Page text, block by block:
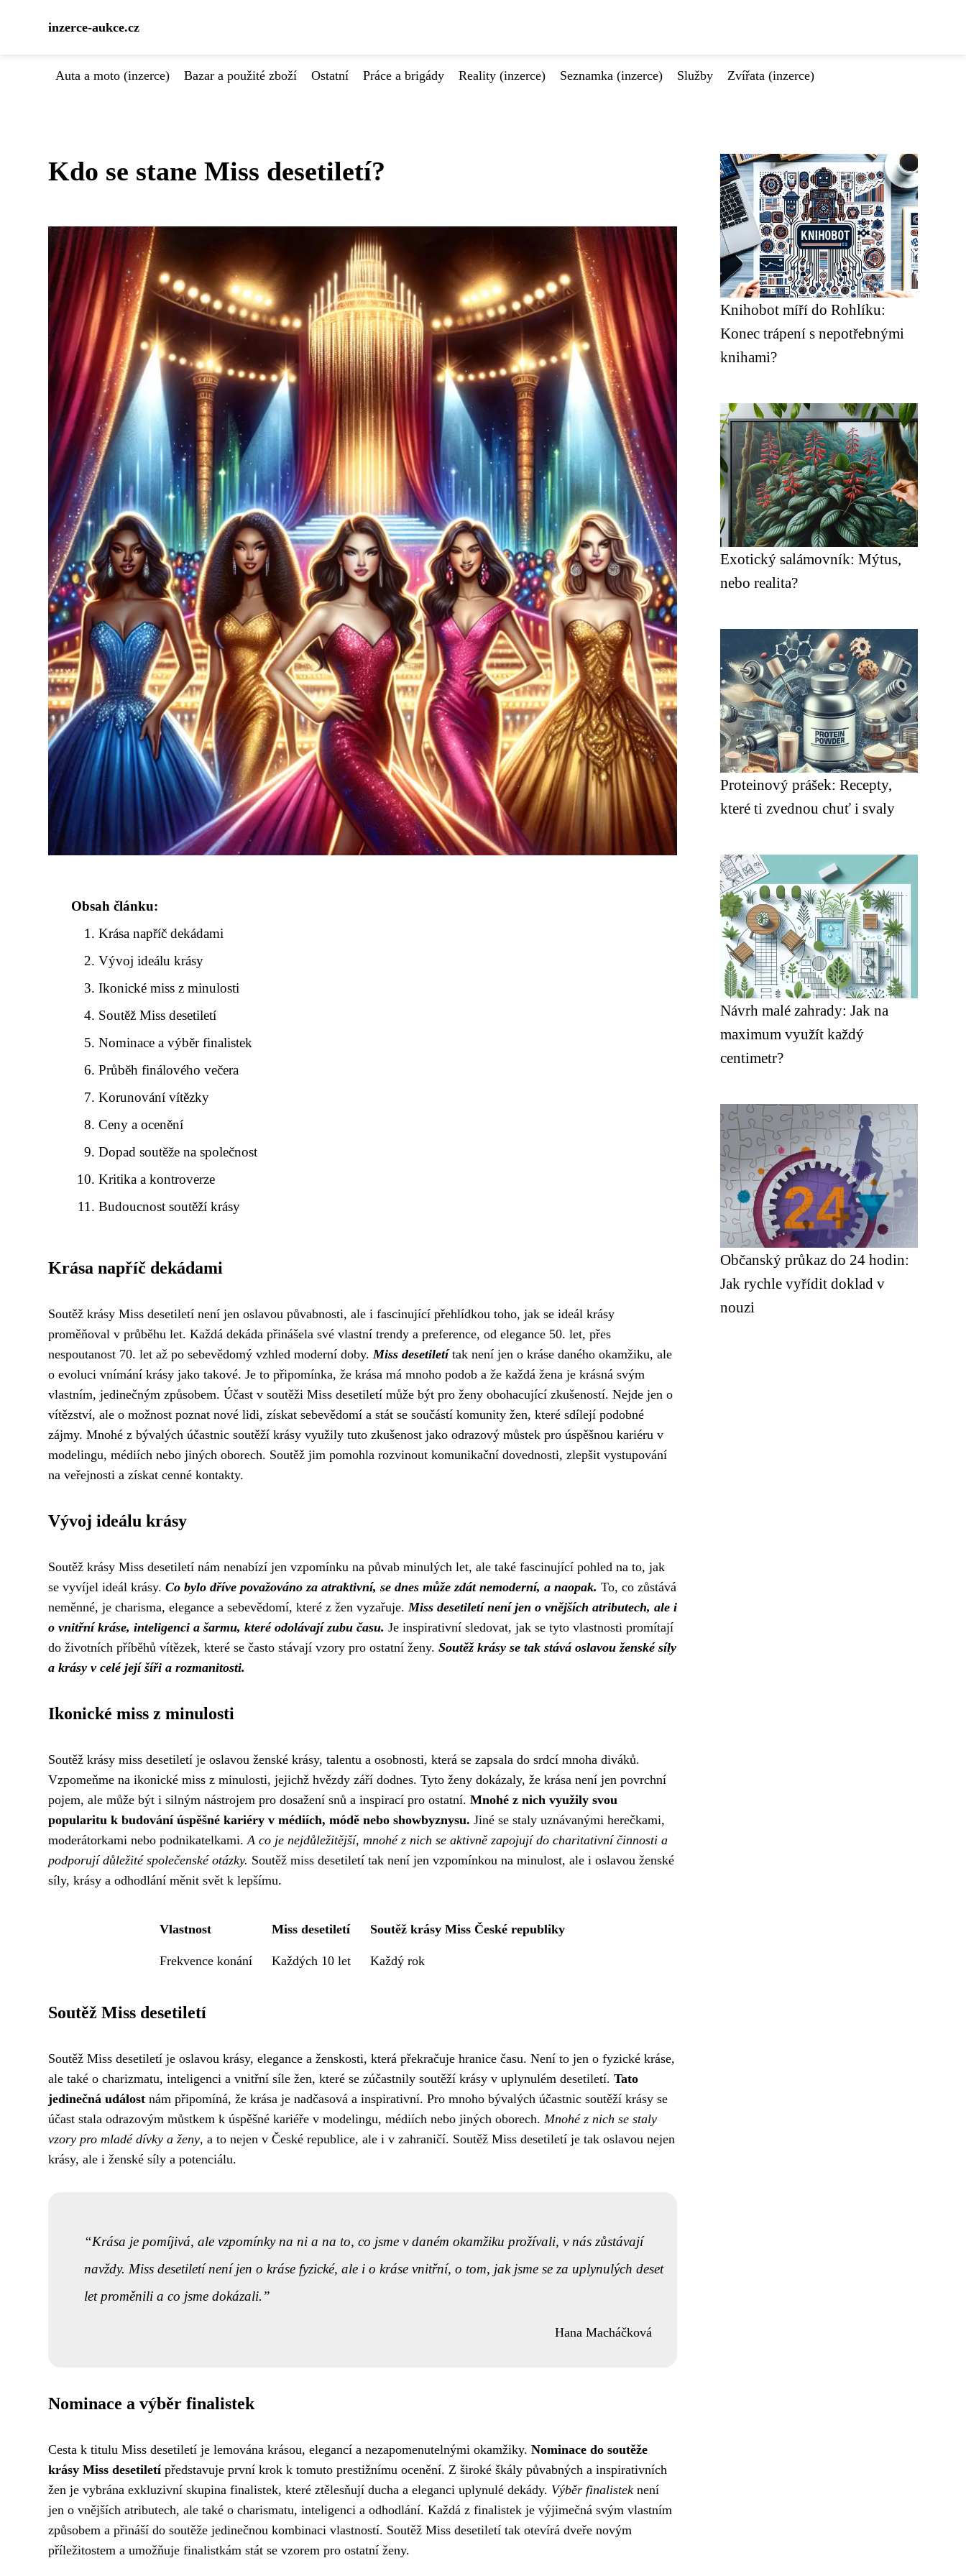
inzerce-aukce.cz
Auta a moto (inzerce) Bazar a použité zboží Ostatní Práce a brigády Reality (inzerce) Seznamka (inzerce) Služby Zvířata (inzerce)
Kdo se stane Miss desetiletí?
Obsah článku:
Krása napříč dekádami
Vývoj ideálu krásy
Ikonické miss z minulosti
Soutěž Miss desetiletí
Nominace a výběr finalistek
Průběh finálového večera
Korunování vítězky
Ceny a ocenění
Dopad soutěže na společnost
Kritika a kontroverze
Budoucnost soutěží krásy
Krása napříč dekádami
Soutěž krásy Miss desetiletí není jen oslavou půvabnosti, ale i fascinující přehlídkou toho, jak se ideál krásy
proměňoval v průběhu let. Každá dekáda přinášela své vlastní trendy a preference, od elegance 50. let, přes
nespoutanost 70. let až po sebevědomý vzhled moderní doby.Miss desetiletítak není jen o kráse daného okamžiku, ale
o evoluci vnímání krásy jako takové. Je to připomínka, že krása má mnoho podob a že každá žena je krásná svým
vlastním, jedinečným způsobem. Účast v soutěži Miss desetiletí může být pro ženy obohacující zkušeností. Nejde jen o
vítězství, ale o možnost poznat nové lidi, získat sebevědomí a stát se součástí komunity žen, které sdílejí podobné
zájmy. Mnohé z bývalých účastnic soutěží krásy využily tuto zkušenost jako odrazový můstek pro úspěšnou kariéru v
modelingu, médiích nebo jiných oborech. Soutěž jim pomohla rozvinout komunikační dovednosti, zlepšit vystupování
na veřejnosti a získat cenné kontakty.
Vývoj ideálu krásy
Soutěž krásy Miss desetiletí nám nenabízí jen vzpomínku na půvab minulých let, ale také fascinující pohled na to, jak
se vyvíjel ideál krásy. Co bylo dříve považováno za atraktivní, se dnes může zdát nemoderní, a naopak. To, co zůstává
neměnné, je charisma, elegance a sebevědomí, které z žen vyzařuje.Miss desetiletí není jen o vnějších atributech, ale i
o vnitřní kráse, inteligenci a šarmu, které odolávají zubu času. Je inspirativní sledovat, jak se tyto vlastnosti promítají
do životních příběhů vítězek, které se často stávají vzory pro ostatní ženy. Soutěž krásy se tak stává oslavou ženské síly
a krásy v celé její šíři a rozmanitosti.
Ikonické miss z minulosti
Soutěž krásy miss desetiletí je oslavou ženské krásy, talentu a osobnosti, která se zapsala do srdcí mnoha diváků.
Vzpomeňme na ikonické miss z minulosti, jejichž hvězdy září dodnes. Tyto ženy dokázaly, že krása není jen povrchní
pojem, ale může být i silným nástrojem pro dosažení snů a inspirací pro ostatní. Mnohé z nich využily svou
popularitu k budování úspěšné kariéry v médiích, módě nebo showbyznysu. Jiné se staly uznávanými herečkami,
moderátorkami nebo podnikatelkami.A co je nejdůležitější, mnohé z nich se aktivně zapojují do charitativní činnosti a
podporují důležité společenské otázky. Soutěž miss desetiletí tak není jen vzpomínkou na minulost, ale i oslavou ženské
síly, krásy a odhodlání měnit svět k lepšímu.
Vlastnost Miss desetiletí Soutěž krásy Miss České republiky
Frekvence konání Každých 10 let Každý rok
Soutěž Miss desetiletí
Soutěž Miss desetiletí je oslavou krásy, elegance a ženskosti, která překračuje hranice času. Není to jen o fyzické kráse,
ale také o charizmatu, inteligenci a vnitřní síle žen, které se zúčastnily soutěží krásy v uplynulém desetiletí. Tato
jedinečná událost nám připomíná, že krása je nadčasová a inspirativní. Pro mnoho bývalých účastnic soutěží krásy se
účast stala odrazovým můstkem k úspěšné kariéře v modelingu, médiích nebo jiných oborech. Mnohé z nich se staly
vzory pro mladé dívky a ženy, a to nejen v České republice, ale i v zahraničí. Soutěž Miss desetiletí je tak oslavou nejen
krásy, ale i ženské síly a potenciálu.
Krása je pomíjivá, ale vzpomínky na ni a na to, co jsme v daném okamžiku prožívali, v nás zůstávají
navždy. Miss desetiletí není jen o kráse fyzické, ale i o kráse vnitřní, o tom, jak jsme se za uplynulých deset
let proměnili a co jsme dokázali.
Hana Macháčková
Nominace a výběr finalistek
Cesta k titulu Miss desetiletí je lemována krásou, elegancí a nezapomenutelnými okamžiky. Nominace do soutěže
krásy Miss desetiletípředstavuje první krok k tomuto prestižnímu ocenění. Z široké škály půvabných a inspirativních
žen je vybrána exkluzivní skupina finalistek, které ztělesňují ducha a eleganci uplynulé dekády. Výběr finalistek není
jen o vnějších atributech, ale také o charismatu, inteligenci a odhodlání. Každá z finalistek je výjimečná svým vlastním
způsobem a přináší do soutěže jedinečnou kombinaci vlastností. Soutěž Miss desetiletí tak otevírá dveře novým
příležitostem a umožňuje finalistkám stát se vzorem pro ostatní ženy.
Knihobot míří do Rohlíku:
Konec trápení s nepotřebnými
knihami?
Exotický salámovník: Mýtus,
nebo realita?
Proteinový prášek: Recepty,
které ti zvednou chuť i svaly
Návrh malé zahrady: Jak na
maximum využít každý
centimetr?
Občanský průkaz do 24 hodin:
Jak rychle vyřídit doklad v
nouzi